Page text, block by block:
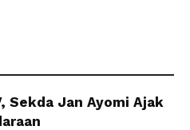
Sekda Jan Ayomi Ajak